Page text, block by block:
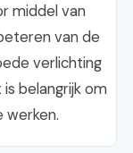
middel van
van de
verlichting
belangrijk om
werken.